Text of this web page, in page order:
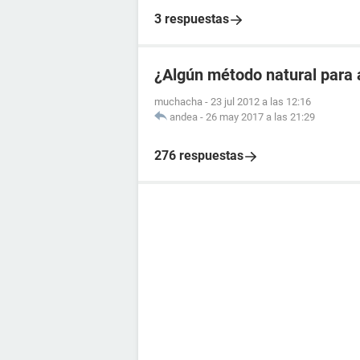
3 respuestas
¿Algún método natural para
muchacha - 23 jul 2012 a las 12:16
andea - 26 may 2017 a las 21:29
276 respuestas